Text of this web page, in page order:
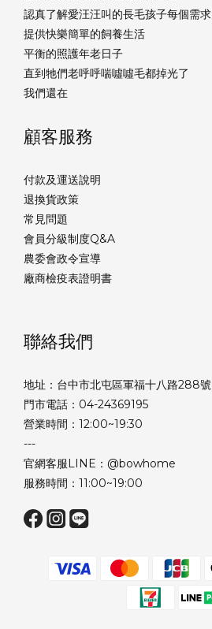
認真了解愛汪汪叫的長毛孩子每個需求
提供快樂簡單的飼養生活
平衡的照護年老日子
直到牠們老呼呼喘噓噓毛都掉光了
我們還在
顧客服務
付款及運送說明
退換貨政策
常見問題
會員分級制度Q&A
農委會政令宣導
廠商檢疫表證明書
聯絡我們
地址：台中市北屯區軍福十八路288號
門市電話：04-24369195
營業時間：12:00~19:30
---
官網客服LINE：@bowhome
服務時間：11:00~19:00